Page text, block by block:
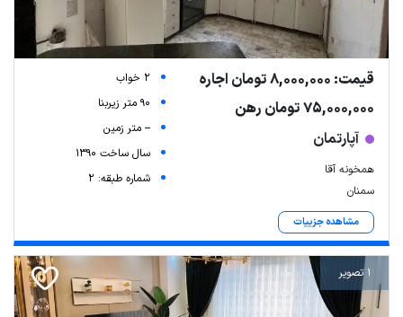
قیمت: 8,000,000 تومان اجاره
75,000,000 تومان رهن
آپارتمان
همخونه آقا
سمنان
مشاهده جزییات
2 خواب
90 متر زیربنا
-- متر زمین
سال ساخت 1390
شماره طبقه: 2
1 تصویر